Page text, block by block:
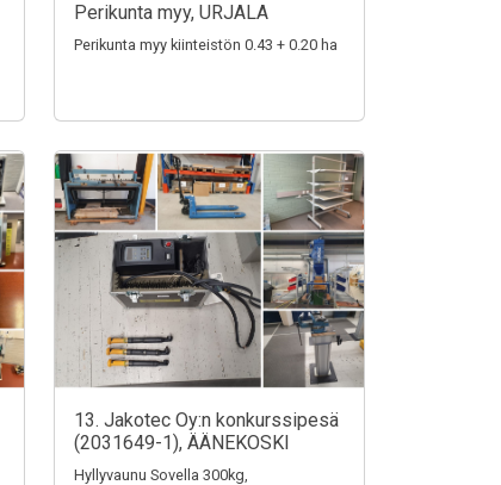
Perikunta myy, URJALA
Perikunta myy kiinteistön 0.43 + 0.20 ha
13. Jakotec Oy:n konkurssipesä
(2031649-1), ÄÄNEKOSKI
Hyllyvaunu Sovella 300kg,